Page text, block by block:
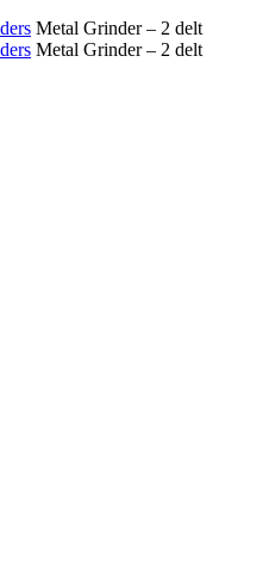
Metal Grinder – 2 delt
Metal Grinder – 2 delt